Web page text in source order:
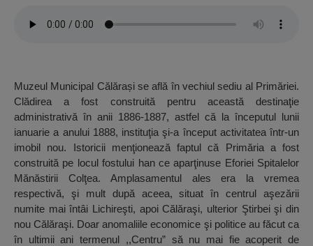
Muzeul Municipal Călărași se află în vechiul sediu al Primăriei.
Clădirea a fost construită pentru această destinaţie
administrativă în anii 1886-1887, astfel că la începutul lunii
ianuarie a anului 1888, instituţia şi-a început activitatea într-un
imobil nou. Istoricii menţionează faptul că Primăria a fost
construită pe locul fostului han ce aparţinuse Eforiei Spitalelor
Mănăstirii Colţea. Amplasamentul ales era la vremea
respectivă, şi mult după aceea, situat în centrul aşezării
numite mai întâi Lichireşti, apoi Călăraşi, ulterior Ştirbei şi din
nou Călăraşi. Doar anomaliile economice şi politice au făcut ca
în ultimii ani termenul ,,Centru” să nu mai fie acoperit de